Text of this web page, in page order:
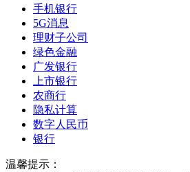
手机银行
5G消息
理财子公司
绿色金融
广发银行
上市银行
农商行
隐私计算
数字人民币
银行
温馨提示：